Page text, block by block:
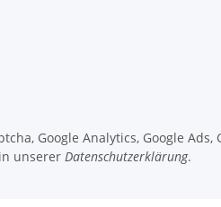
Google Analytics, Google Ads,
unserer Datenschutzerklärung.